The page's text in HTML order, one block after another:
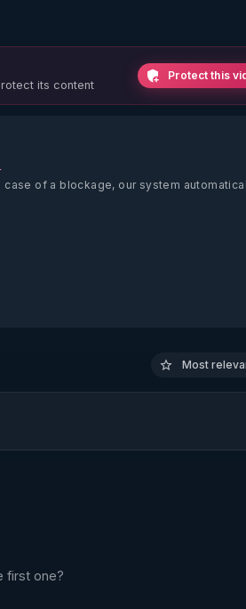
its content
Protect this
case of a blockage, our system
Most
first one?